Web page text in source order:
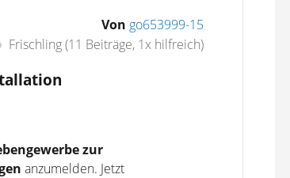
Von go653999-15
Frischling(11 Beiträge, 1x hilfreich)
zur
anzumelden. Jetzt